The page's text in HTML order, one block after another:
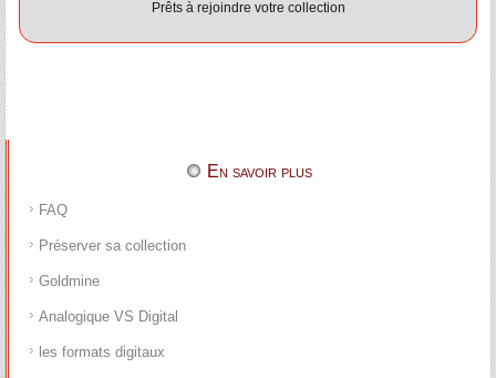
Prêts à rejoindre votre collection
En savoir plus
FAQ
Préserver sa collection
Goldmine
Analogique VS Digital
les formats digitaux